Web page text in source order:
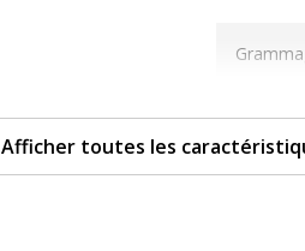
Nombre
Afficher toutes les